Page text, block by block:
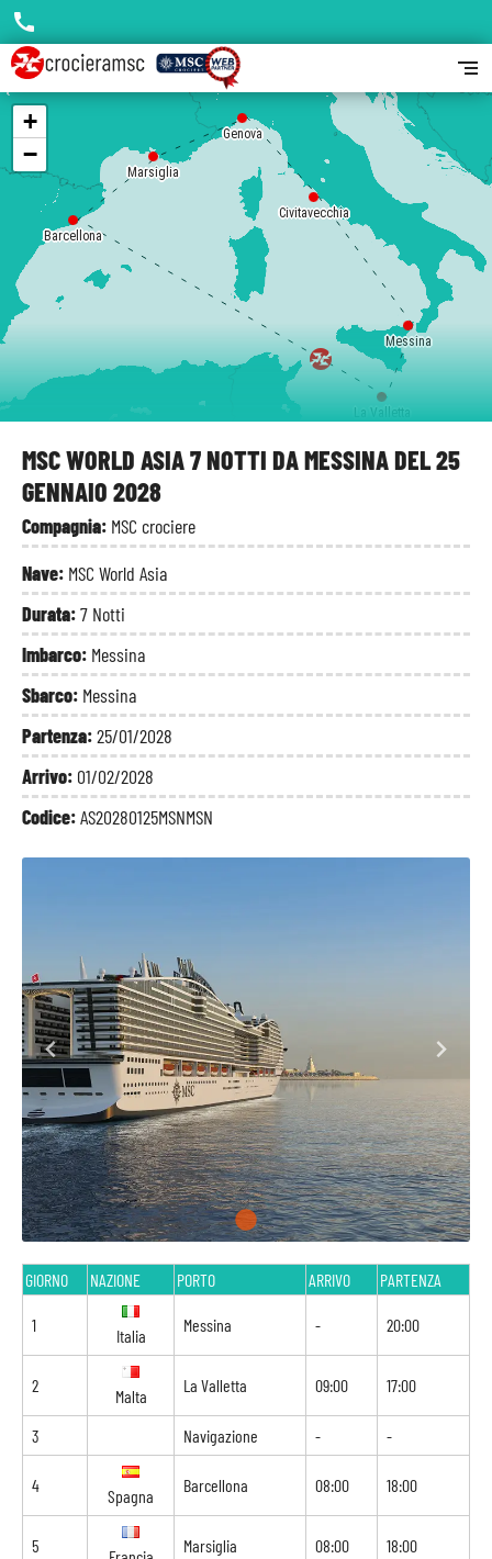
MSC WORLD ASIA 7 NOTTI DA MESSINA DEL 25
GENNAIO 2028
Compagnia: MSC crociere
Nave: MSC World Asia
Durata:7 Notti
Imbarco: Messina
Sbarco: Messina
Partenza:25/01/2028
Arrivo: 01/02/2028
Codice:AS20280125MSNMSN
GIORNO NAZIONE PORTO ARRIVO PARTENZA
1
Italia
Messina - 20:00
2
Malta
La Valletta 09:00 17:00
3 Navigazione - -
4
Spagna
Barcellona 08:00 18:00
5 Marsiglia 08:00 18:00
Messina
La Valletta
Barcellona
Marsiglia
Genova
Civitavecchia
+
−
call
segment